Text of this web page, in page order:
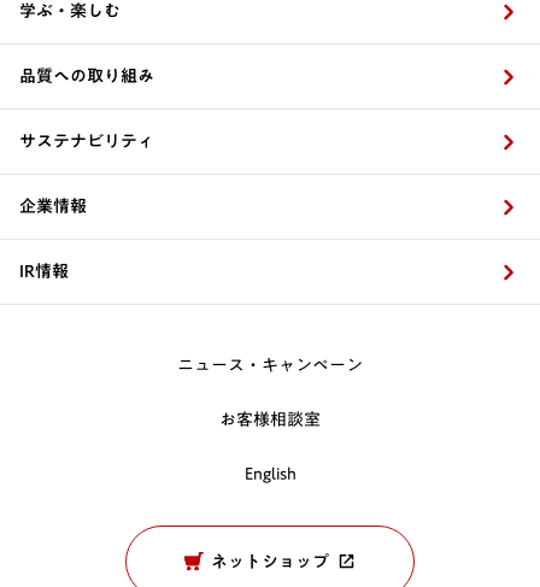
学ぶ・楽しむ
品質への取り組み
サステナビリティ
企業情報
IR情報
ニュース・キャンペーン
お客様相談室
English
ネットショップ